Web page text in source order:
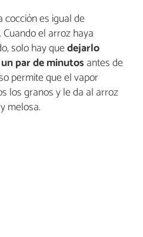
es igual de
el arroz haya
solo hay quedejarlo
par de minutos antes de
permite que el vapor
los granos y le da al arroz
melosa.